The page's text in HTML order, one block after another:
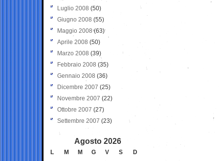
Luglio 2008 (50)
Giugno 2008 (55)
Maggio 2008(63)
Aprile 2008 (50)
Marzo 2008 (39)
Febbraio 2008 (35)
Gennaio 2008 (36)
Dicembre 2007 (25)
Novembre 2007 (22)
Ottobre 2007 (27)
Settembre 2007 (23)
Agosto 2026
L M M G V S
D